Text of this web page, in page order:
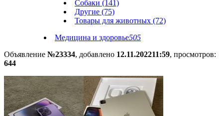
Собаки (141)
Другие (75)
Товары для животных (72)
Медицина и здоровье505
Объявление №23334, добавлено 12.11.202211:59, просмотров:
644